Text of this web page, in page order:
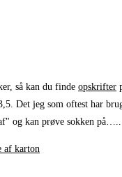
så kan du finde opskrifter
Det jeg som oftest har
og kan prøve sokken
af karton